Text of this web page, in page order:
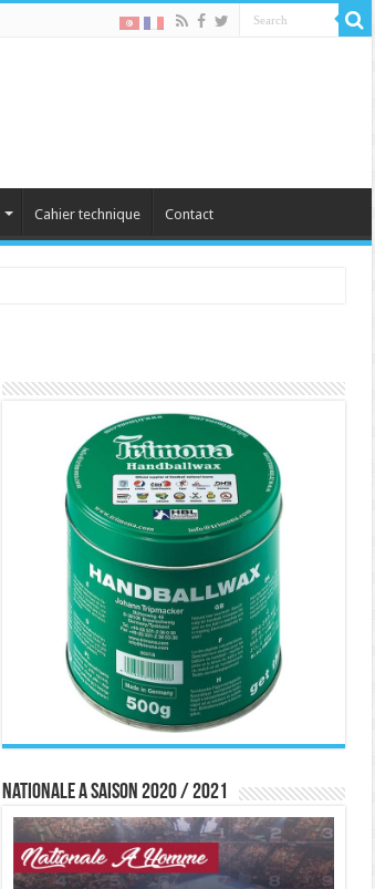
Cahier technique Contact
Nationale A saison 2020 / 2021